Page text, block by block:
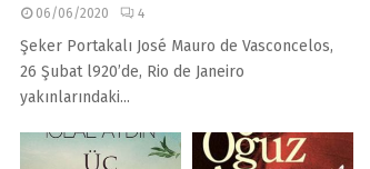
06/06/2020 4
Şeker Portakalı José Mauro de Vasconcelos,
26 Şubat l920’de, Rio de Janeiro
yakınlarındaki...